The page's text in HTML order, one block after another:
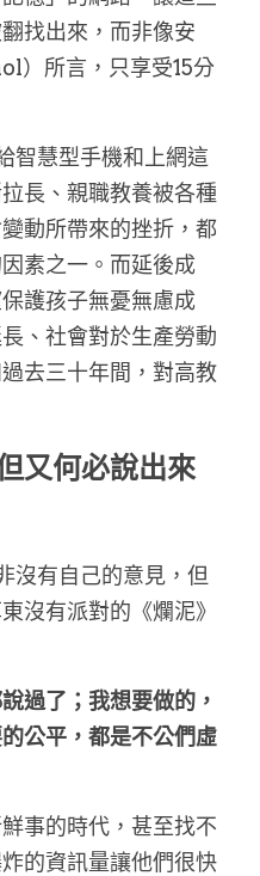
找出來，而非像安
所言，只享受15分
智慧型手機和上網這
長、親職教養被各種
動所帶來的挫折，都
素之一。而延後成
護孩子無憂無慮成
、社會對於生產勞動
去三十年間，對高教
又何必說出來
沒有自己的意見，但
沒有派對的《爛泥》
過了；我想要做的，
公平，都是不公們虛
事的時代，甚至找不
的資訊量讓他們很快